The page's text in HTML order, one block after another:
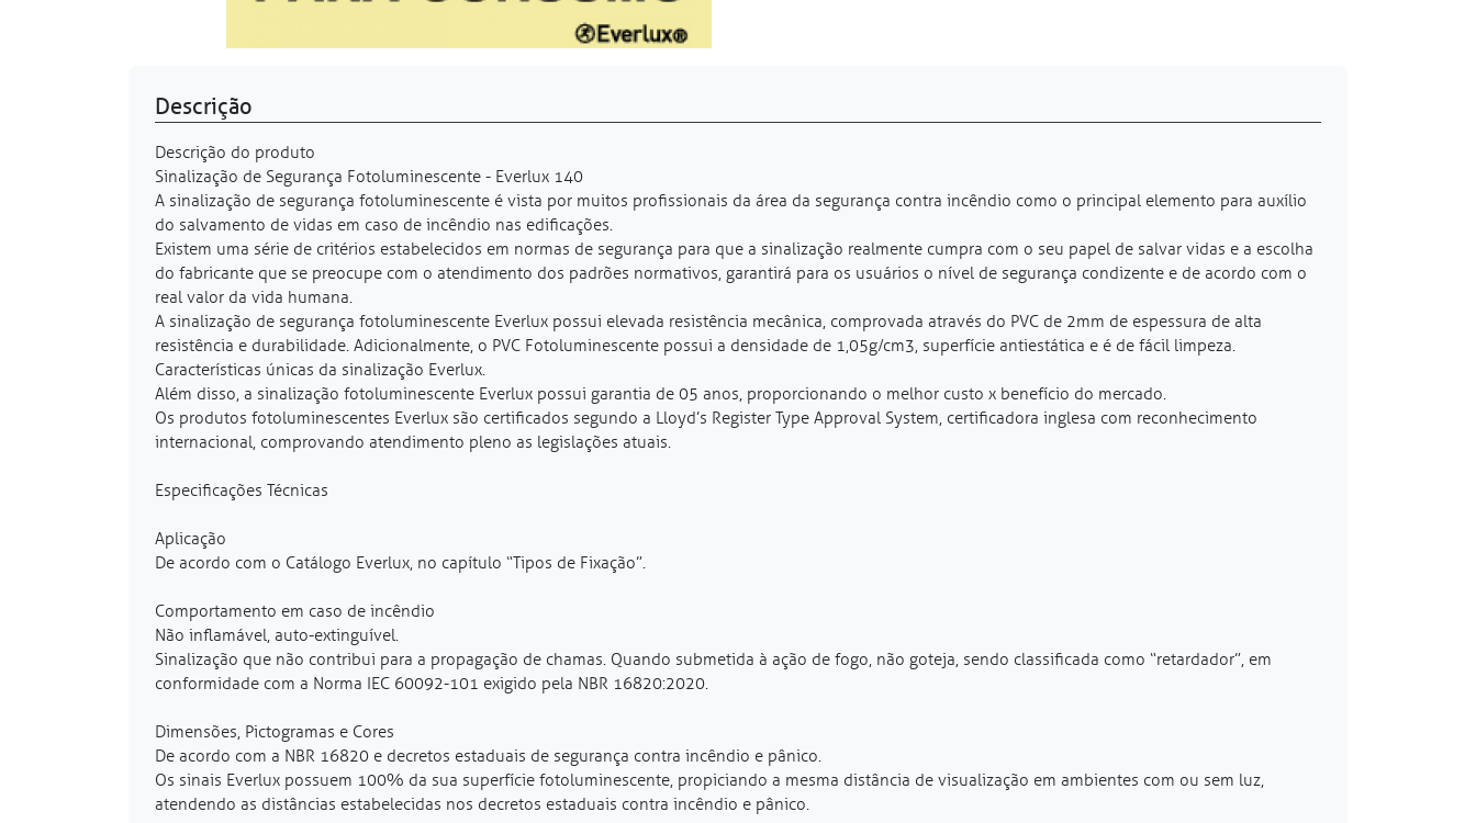
Descrição
Descrição do produto
Sinalização de Segurança Fotoluminescente - Everlux 140
A sinalização de segurança fotoluminescente é vista por muitos profissionais da área da segurança contra incêndio como o principal elemento para auxílio
do salvamento de vidas em caso de incêndio nas edificações.
Existem uma série de critérios estabelecidos em normas de segurança para que a sinalização realmente cumpra com o seu papel de salvar vidas e a escolha
do fabricante que se preocupe com o atendimento dos padrões normativos, garantirá para os usuários o nível de segurança condizente e de acordo com o
real valor da vida humana.
A sinalização de segurança fotoluminescente Everlux possui elevada resistência mecânica, comprovada através do PVC de 2mm de espessura de alta
resistência e durabilidade. Adicionalmente, o PVC Fotoluminescente possui a densidade de 1,05g/cm3, superfície antiestática e é de fácil limpeza.
Características únicas da sinalização Everlux.
Além disso, a sinalização fotoluminescente Everlux possui garantia de 05 anos, proporcionando o melhor custo x benefício do mercado.
Os produtos fotoluminescentes Everlux são certificados segundo a Lloyd’s Register Type Approval System, certificadora inglesa com reconhecimento
internacional, comprovando atendimento pleno as legislações atuais.
Especificações Técnicas
Aplicação
De acordo com o Catálogo Everlux, no capítulo “Tipos de Fixação”.
Comportamento em caso de incêndio
Não inflamável, auto-extinguível.
Sinalização que não contribui para a propagação de chamas. Quando submetida à ação de fogo, não goteja, sendo classificada como “retardador”, em
conformidade com a Norma IEC 60092-101 exigido pela NBR 16820:2020.
Dimensões, Pictogramas e Cores
De acordo com a NBR 16820 e decretos estaduais de segurança contra incêndio e pânico.
Os sinais Everlux possuem 100% da sua superfície fotoluminescente, propiciando a mesma distância de visualização em ambientes com ou sem luz,
atendendo as distâncias estabelecidas nos decretos estaduais contra incêndio e pânico.